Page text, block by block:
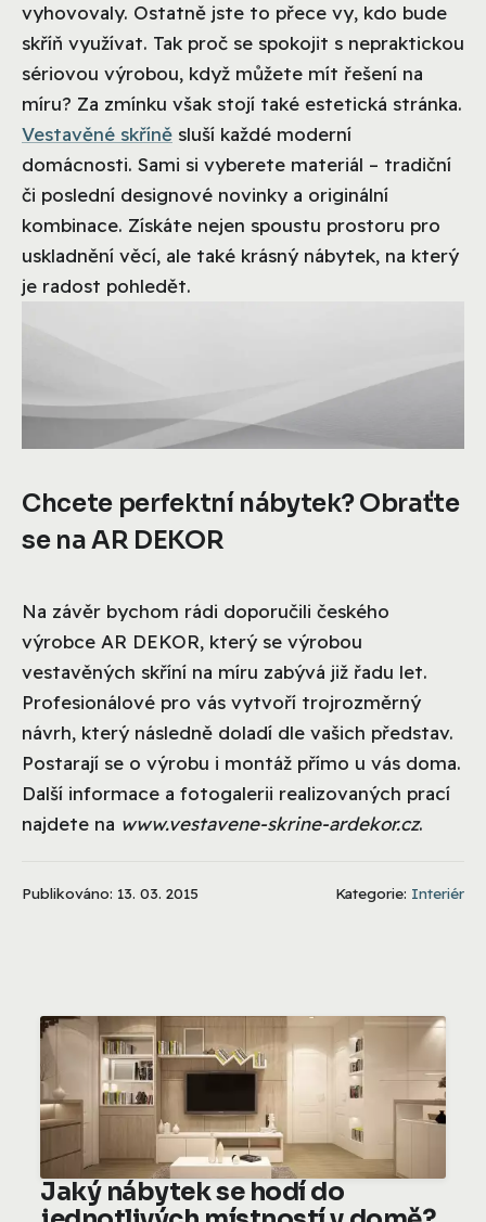
vyhovovaly. Ostatně jste to přece vy, kdo bude
skříň využívat. Tak proč se spokojit s nepraktickou
sériovou výrobou, když můžete mít řešení na
míru? Za zmínku však stojí také estetická stránka.
Vestavěné skříně sluší každé moderní
domácnosti. Sami si vyberete materiál – tradiční
či poslední designové novinky a originální
kombinace. Získáte nejen spoustu prostoru pro
uskladnění věcí, ale také krásný nábytek, na který
je radost pohledět.
Chcete perfektní nábytek? Obraťte
se na AR DEKOR
Na závěr bychom rádi doporučili českého
výrobce AR DEKOR, který se výrobou
vestavěných skříní na míru zabývá již řadu let.
Profesionálové pro vás vytvoří trojrozměrný
návrh, který následně doladí dle vašich představ.
Postarají se o výrobu i montáž přímo u vás doma.
Další informace a fotogalerii realizovaných prací
najdete na www.vestavene-skrine-ardekor.cz.
Publikováno: 13. 03. 2015 Kategorie: Interiér
Jaký nábytek se hodí do